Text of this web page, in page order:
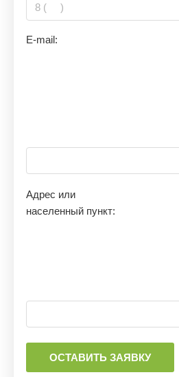
E-mail:
Адрес или
населенный пункт: